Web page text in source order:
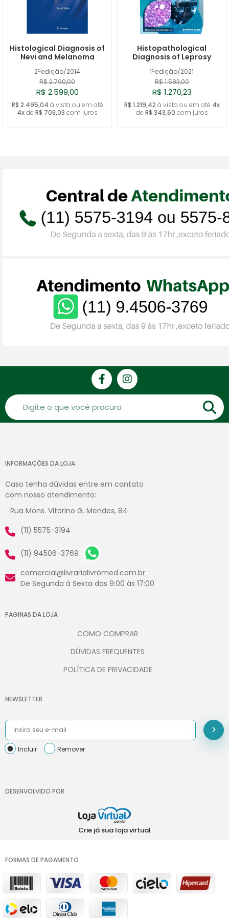
2ªedição/2014
Histological Diagnosis of
Nevi and Melanoma
R$ 2.790,00
R$ 2.599,00
R$ 2.495,04 à vista ou em até
4xde R$ 703,03 com juros
1ªedição/2021
Histopathological
Diagnosis of Leprosy
R$ 1.583,00
R$ 1.270,23
R$ 1.219,42 à vista ou em até 4x
de R$ 343,60 com juros
INFORMAÇÕES DA LOJA
Caso tenha dúvidas entre em contato
com nosso atendimento:
Rua Mons. Vitorino G. Mendes, 84
(11) 5575-3194
(11) 94506-3769
comercial@livrarialivromed.com.br
De Segunda à Sexta das 9:00 às 17:00
PAGINAS DA LOJA
COMO COMPRAR
DÚVIDAS FREQUENTES
POLÍTICA DE PRIVACIDADE
NEWSLETTER
Incluir Remover
DESENVOLVIDO POR
Crie já sua loja virtual
FORMAS DE PAGAMENTO